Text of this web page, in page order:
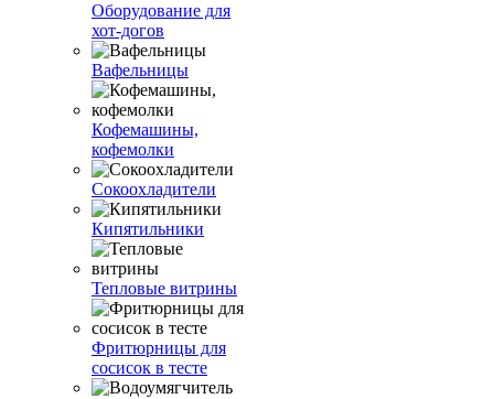
Оборудование для
хот-догов
Вафельницы
Кофемашины,
кофемолки
Сокоохладители
Кипятильники
Тепловые витрины
Фритюрницы для
сосисок в тесте